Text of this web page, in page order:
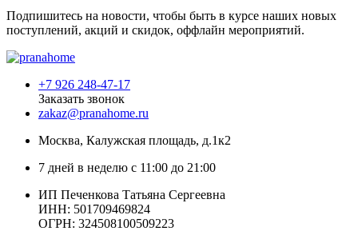
Подпишитесь на новости, чтобы быть в курсе наших новых
поступлений, акций и скидок, оффлайн мероприятий.
+7 926 248-47-17
Заказать звонок
zakaz@pranahome.ru
Москва, Калужская площадь, д.1к2
7 дней в неделю с 11:00 до 21:00
ИП Печенкова Татьяна Сергеевна
ИНН: 501709469824
ОГРН: 324508100509223